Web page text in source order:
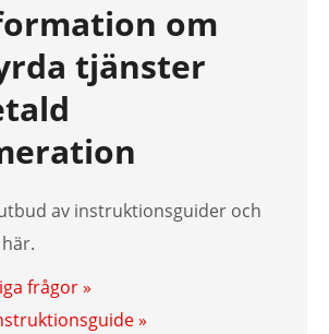
om
tjänster
av instruktionsguider och
frågor »
»